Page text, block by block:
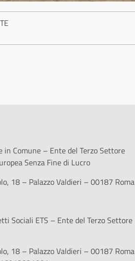
in Comune – Ente del Terzo Settore
Senza Fine di Lucro
18 – Palazzo Valdieri – 00187 Roma
Sociali ETS – Ente del Terzo Settore
18 – Palazzo Valdieri – 00187 Roma